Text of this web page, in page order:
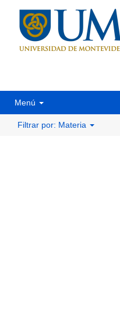
Menú
Filtrar por: Materia